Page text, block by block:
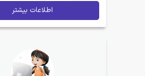
اطلاعات بیشتر